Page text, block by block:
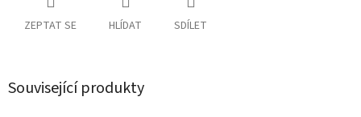
ZEPTAT SE HLÍDAT SDÍLET
Související produkty